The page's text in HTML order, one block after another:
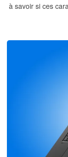
à savoir si ces
vente de 659